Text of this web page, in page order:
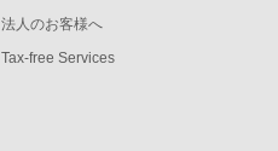
法人のお客様へ
Tax-free Services